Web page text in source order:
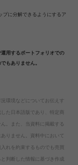
プに分解できるようにするア
用するポートフォリオでの
もありません。
環境などについてお伝えす
た日本語版であり、特定商
。また、当資料に掲載する
りません。資料中において
れを約束するものでも売買
判断した情報に基づき作成